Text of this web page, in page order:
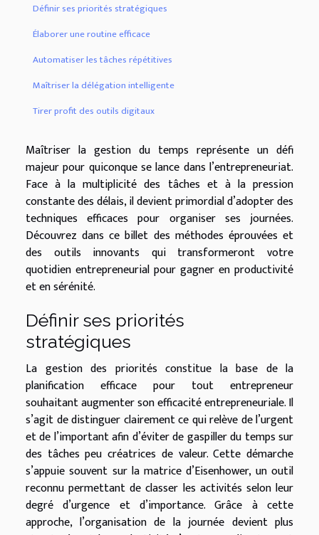
Définir ses priorités stratégiques
Élaborer une routine efficace
Automatiser les tâches répétitives
Maîtriser la délégation intelligente
Tirer profit des outils digitaux
Maîtriser la gestion du temps représente un défi
majeur pour quiconque se lance dans l’entrepreneuriat.
Face à la multiplicité des tâches et à la pression
constante des délais, il devient primordial d’adopter des
techniques efficaces pour organiser ses journées.
Découvrez dans ce billet des méthodes éprouvées et
des outils innovants qui transformeront votre
quotidien entrepreneurial pour gagner en productivité
et en sérénité.
Définir ses priorités
stratégiques
La gestion des priorités constitue la base de la
planification efficace pour tout entrepreneur
souhaitant augmenter son efficacité entrepreneuriale. Il
s’agit de distinguer clairement ce qui relève de l’urgent
et de l’important afin d’éviter de gaspiller du temps sur
des tâches peu créatrices de valeur. Cette démarche
s’appuie souvent sur la matrice d’Eisenhower, un outil
reconnu permettant de classer les activités selon leur
degré d’urgence et d’importance. Grâce à cette
approche, l’organisation de la journée devient plus